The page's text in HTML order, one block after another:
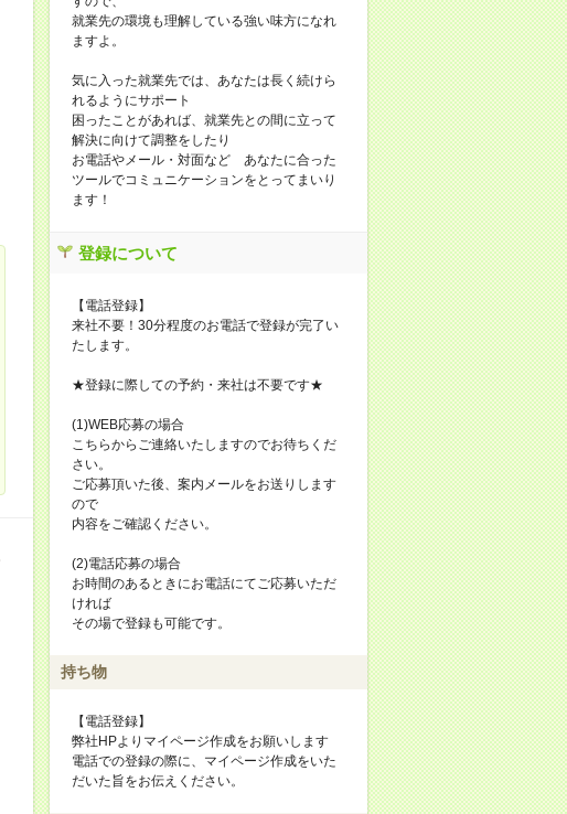
就業先の環境も理解している強い味方になれ
ますよ。
気に入った就業先では、あなたは長く続けら
れるようにサポート
困ったことがあれば、就業先との間に立って
解決に向けて調整をしたり
お電話やメール・対面など あなたに合った
ツールでコミュニケーションをとってまいり
ます！
登録について
【電話登録】
来社不要！30分程度のお電話で登録が完了い
たします。
★登録に際しての予約・来社は不要です★
(1)WEB応募の場合
こちらからご連絡いたしますのでお待ちくだ
さい。
ご応募頂いた後、案内メールをお送りします
ので
内容をご確認ください。
(2)電話応募の場合
お時間のあるときにお電話にてご応募いただ
ければ
その場で登録も可能です。
持ち物
【電話登録】
弊社HPよりマイページ作成をお願いします
電話での登録の際に、マイページ作成をいた
だいた旨をお伝えください。